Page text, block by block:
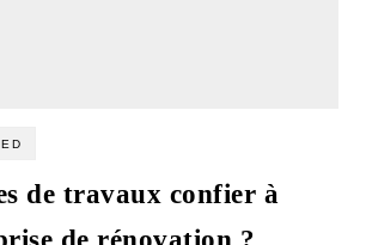
de travaux confier à